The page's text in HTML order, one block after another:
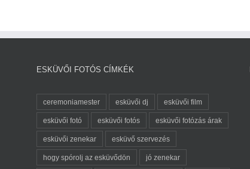
ESKÜVŐI FOTÓS CÍMKÉK
ceremoniamester esküvői dj esküvői film
esküvői fotó esküvői fotós esküvői fotózás árak
esküvői zenekar esküvő szervezés
hogy spórolj az esküvődön jó zenekar